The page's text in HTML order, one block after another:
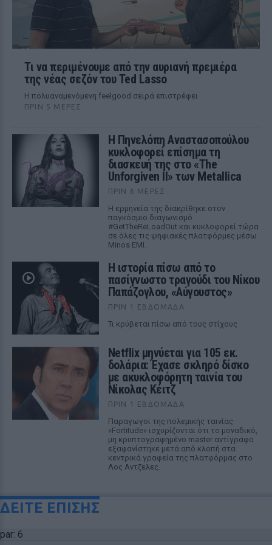
Τι να περιμένουμε από την αυριανή πρεμιέρα
της νέας σεζόν του Ted Lasso
Η πολυαναμενόμενη feelgood σειρά επιστρέφει
ΠΡΙΝ 5 ΜΈΡΕΣ
Η Πηνελόπη Αναστασοπούλου
κυκλοφορεί επίσημα τη
διασκευή της στο «The
Unforgiven II» των Metallica
ΠΡΙΝ 6 ΜΈΡΕΣ
Η ερμηνεία της διακρίθηκε στον
παγκόσμιο διαγωνισμό
#GetTheReLoadOut και κυκλοφορεί τώρα
σε όλες τις ψηφιακές πλατφόρμες μέσω
Minos EMI.
Η ιστορία πίσω από το
πασίγνωστο τραγούδι του Νίκου
Παπάζογλου, «Αύγουστος»
ΠΡΙΝ 1 ΕΒΔΟΜΆΔΑ
Τι κρύβεται πίσω από τους στίχους
Netflix μηνύεται για 105 εκ.
δολάρια: Έχασε σκληρό δίσκο
με ακυκλοφόρητη ταινία του
Νίκολας Κέιτζ
ΠΡΙΝ 1 ΕΒΔΟΜΆΔΑ
Παραγωγοί της πολεμικής ταινίας
«Fortitude» ισχυρίζονται ότι το μοναδικό,
μη κρυπτογραφημένο master αντίγραφο
εξαφανίστηκε μετά από κλοπή στα
κεντρικά γραφεία της πλατφόρμας στο
Λος Αντζελες.
ΔΕΙΤΕ ΕΠΙΣΗΣ
par: 6